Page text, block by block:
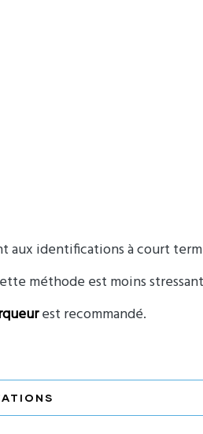
aux identifications à court
méthode est moins
est recommandé.